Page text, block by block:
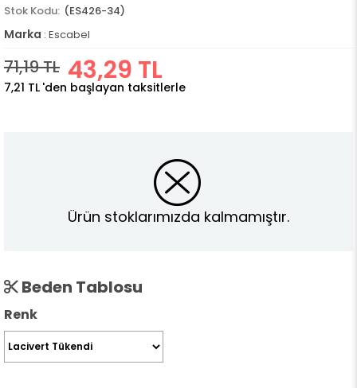
(ES426-34)
Marka : Escabel
71,19 TL 43,29 TL
7,21 TL 'den başlayan taksitlerle
Ürün stoklarımızda kalmamıştır.
Beden Tablosu
Renk